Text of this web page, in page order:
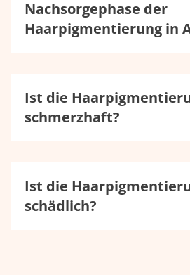
Nachsorgephase der
Haarpigmentierung in
Ist die
schmerzhaft?
Ist die
schädlich?